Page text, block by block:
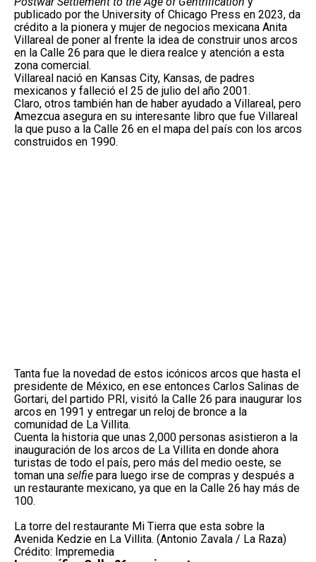
publicado por the University of Chicago Press en 2023, da
crédito a la pionera y mujer de negocios mexicana Anita
Villareal de poner al frente la idea de construir unos arcos
en la Calle 26 para que le diera realce y atención a esta
zona comercial.
Villareal nació en Kansas City, Kansas, de padres
mexicanos y falleció el 25 de julio del año 2001.
Claro, otros también han de haber ayudado a Villareal, pero
Amezcua asegura en su interesante libro que fue Villareal
la que puso a la Calle 26 en el mapa del país con los arcos
construidos en 1990.
Tanta fue la novedad de estos icónicos arcos que hasta el
presidente de México, en ese entonces Carlos Salinas de
Gortari, del partido PRI, visitó la Calle 26 para inaugurar los
arcos en 1991 y entregar un reloj de bronce a la
comunidad de La Villita.
Cuenta la historia que unas 2,000 personas asistieron a la
inauguración de los arcos de La Villita en donde ahora
turistas de todo el país, pero más del medio oeste, se
toman una selfie para luego irse de compras y después a
un restaurante mexicano, ya que en la Calle 26 hay más de
100.
La torre del restaurante Mi Tierra que esta sobre la
Avenida Kedzie en La Villita. (Antonio Zavala / La Raza)
Crédito: Impremedia